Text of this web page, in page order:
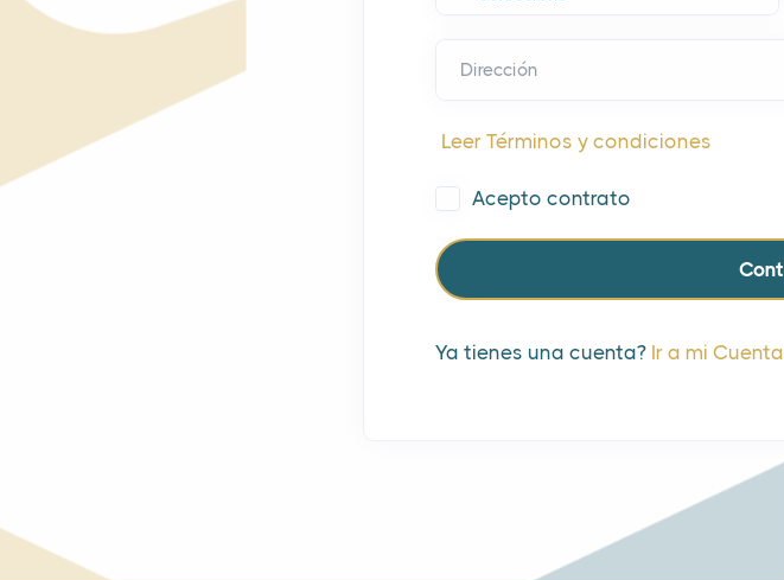
Dirección
Leer Términos y condiciones
Acepto contrato
Ya tienes una cuenta? Ir a mi Cuenta